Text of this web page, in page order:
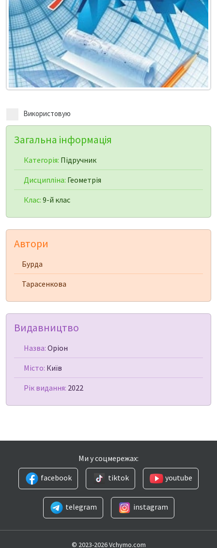
Використовую
Загальна інформація
Категорія: Підручник
Дисципліна: Геометрія
Клас: 9-й клас
Автори
Бурда
Тарасенкова
Видавництво
Назва: Оріон
Місто: Київ
Рік видання: 2022
Ми у соцмережах:
facebook
tiktok youtube
telegram instagram
© 2023-2026 Vchymo.com